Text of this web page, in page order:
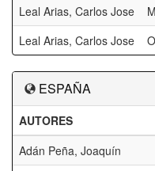
Leal Arias, Carlos Jose
Leal Arias, Carlos Jose
ESPAÑA
AUTORES
Adán Peña, Joaquín